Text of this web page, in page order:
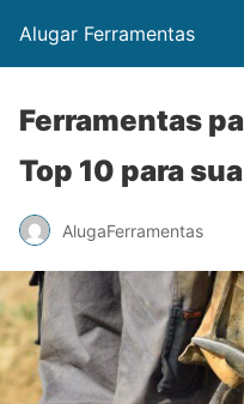
Alugar Ferramentas
Ferramentas
Top 10 para
AlugaFerramentas